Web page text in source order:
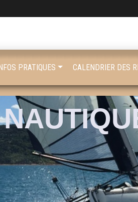
PRATIQUES CALENDRIER DES